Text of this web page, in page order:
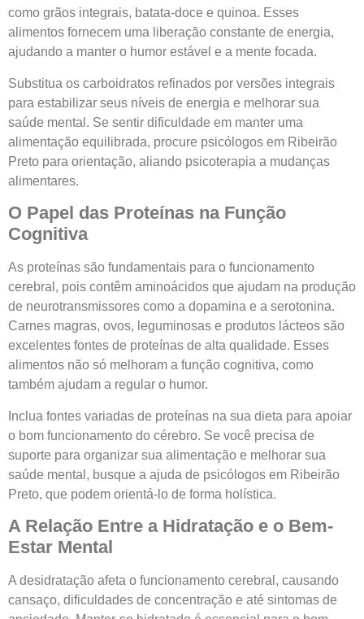
como grãos integrais, batata-doce e quinoa. Esses
alimentos fornecem uma liberação constante de energia,
ajudando a manter o humor estável e a mente focada.
Substitua os carboidratos refinados por versões integrais
para estabilizar seus níveis de energia e melhorar sua
saúde mental. Se sentir dificuldade em manter uma
alimentação equilibrada, procure psicólogos em Ribeirão
Preto para orientação, aliando psicoterapia a mudanças
alimentares.
O Papel das Proteínas na Função
Cognitiva
As proteínas são fundamentais para o funcionamento
cerebral, pois contêm aminoácidos que ajudam na produção
de neurotransmissores como a dopamina e a serotonina.
Carnes magras, ovos, leguminosas e produtos lácteos são
excelentes fontes de proteínas de alta qualidade. Esses
alimentos não só melhoram a função cognitiva, como
também ajudam a regular o humor.
Inclua fontes variadas de proteínas na sua dieta para apoiar
o bom funcionamento do cérebro. Se você precisa de
suporte para organizar sua alimentação e melhorar sua
saúde mental, busque a ajuda de psicólogos em Ribeirão
Preto, que podem orientá-lo de forma holística.
A Relação Entre a Hidratação e o Bem-
Estar Mental
A desidratação afeta o funcionamento cerebral, causando
cansaço, dificuldades de concentração e até sintomas de